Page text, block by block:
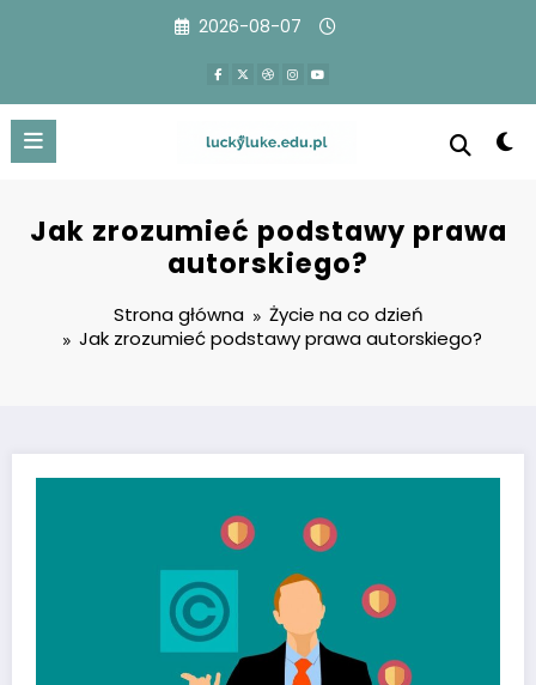
2026-08-07
Jak zrozumieć podstawy prawa
autorskiego?
Strona główna
Życie na co dzień
Jak zrozumieć podstawy prawa autorskiego?